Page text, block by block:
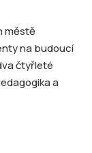
městě
na budoucí
čtyřleté
a